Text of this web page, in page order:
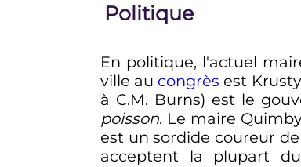
Politique
En politique, l'actuel
ville au congrès est
à C.M. Burns) est le
poisson. Le maire
est un sordide coureur
acceptent la plupart